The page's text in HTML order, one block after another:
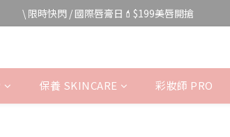
宅家防颱🌀全館$499免運費
\ 限時快閃 / 國際唇膏日💄$199美唇開搶
保養 SKINCARE 彩妝師 PRO